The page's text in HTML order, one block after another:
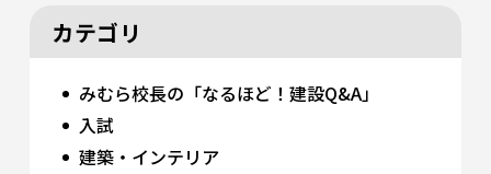
カテゴリ
みむら校長の「なるほど！建設Q&A」
入試
建築・インテリア